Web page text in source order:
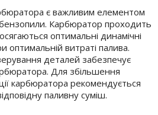
є важливим елементом
Карбюратор проходить
оптимальні динамічні
оптимальній витраті палива.
деталей забезпечує
Для збільшення
карбюратора рекомендується
паливну суміш.